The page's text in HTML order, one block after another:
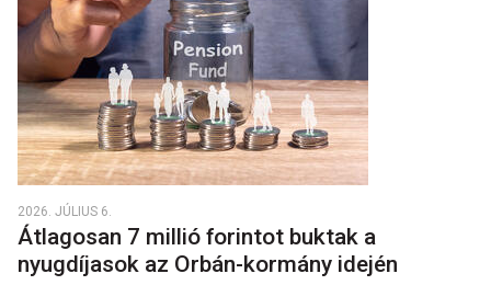
2026. JÚLIUS 6.
Átlagosan 7 millió forintot buktak a
nyugdíjasok az Orbán-kormány idején